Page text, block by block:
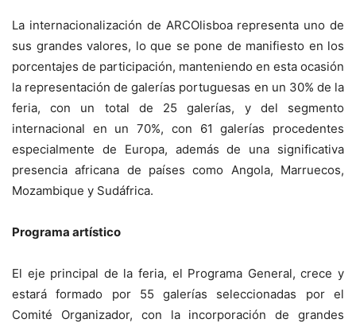
La internacionalización de ARCOlisboa representa uno de
sus grandes valores, lo que se pone de manifiesto en los
porcentajes de participación, manteniendo en esta ocasión
la representación de galerías portuguesas en un 30% de la
feria, con un total de 25 galerías, y del segmento
internacional en un 70%, con 61 galerías procedentes
especialmente de Europa, además de una significativa
presencia africana de países como Angola, Marruecos,
Mozambique y Sudáfrica.
Programa artístico
El eje principal de la feria, el Programa General, crece y
estará formado por 55 galerías seleccionadas por el
Comité Organizador, con la incorporación de grandes